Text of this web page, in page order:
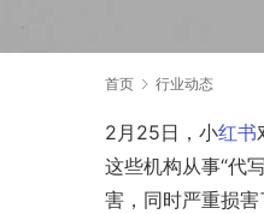
首页 行业动态
2月25日， 小红书
这些机构从事“代
害，同时严重损